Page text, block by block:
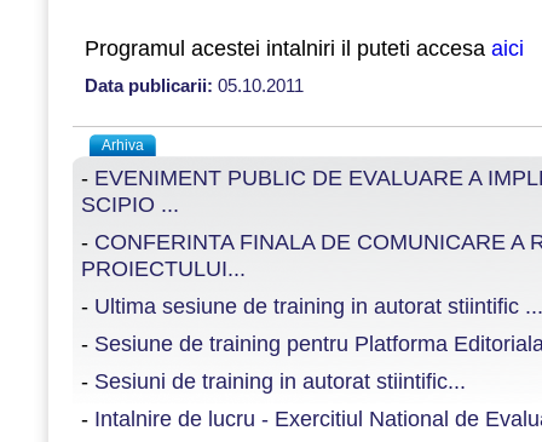
Programul acestei intalniri il puteti accesa aici
Data publicarii: 05.10.2011
Arhiva
- EVENIMENT PUBLIC DE EVALUARE A
SCIPIO ...
- CONFERINTA FINALA DE COMUNICARE A
PROIECTULUI...
- Ultima sesiune de training in autorat stiintific ...
- Sesiune de training pentru Platforma
- Sesiuni de training in autorat stiintific...
- Intalnire de lucru - Exercitiul National de